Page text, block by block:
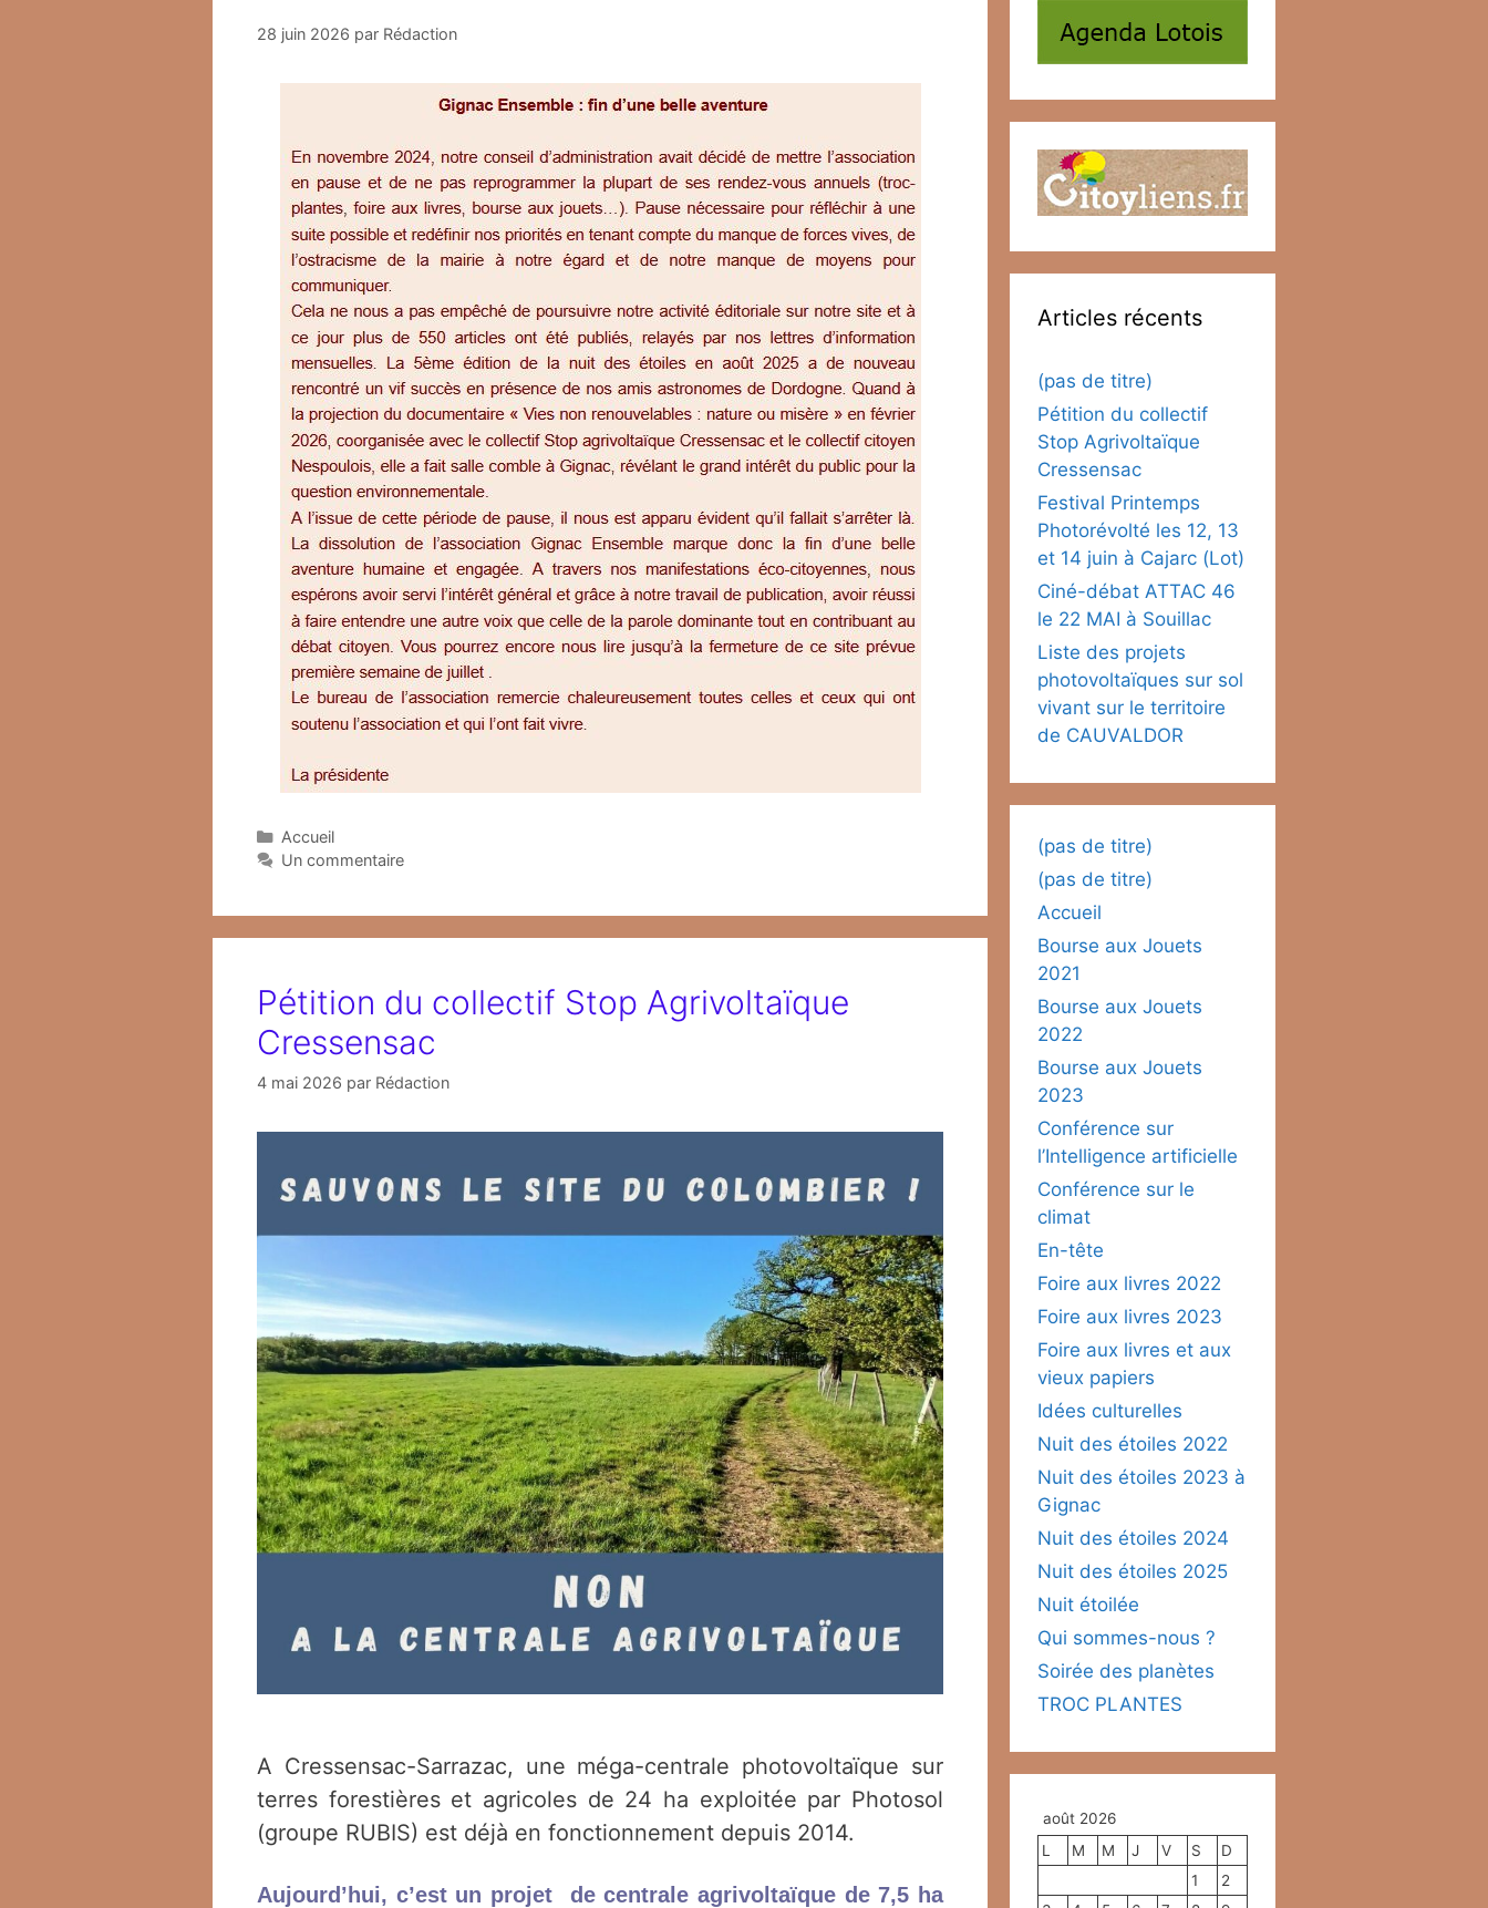
28 juin 2026 par Rédaction
Catégories
Accueil
Un commentaire
Pétition du collectif Stop Agrivoltaïque
Cressensac
4 mai 2026 par Rédaction
A Cressensac-Sarrazac, une méga-centrale photovoltaïque sur
terres forestières et agricoles de 24 ha exploitée par Photosol
(groupe RUBIS) est déjà en fonctionnement depuis 2014.
Aujourd’hui, c’est un projet
de centrale agrivoltaïque de 7,5 ha
Articles récents
(pas de titre)
Pétition du collectif
Stop Agrivoltaïque
Cressensac
Festival Printemps
Photorévolté les 12, 13
et 14 juin à Cajarc (Lot)
Ciné-débat ATTAC 46
le 22 MAI à Souillac
Liste des projets
photovoltaïques sur sol
vivant sur le territoire
de CAUVALDOR
(pas de titre)
(pas de titre)
Accueil
Bourse aux Jouets
2021
Bourse aux Jouets
2022
Bourse aux Jouets
2023
Conférence sur
l’Intelligence artificielle
Conférence sur le
climat
En-tête
Foire aux livres 2022
Foire aux livres 2023
Foire aux livres et aux
vieux papiers
Idées culturelles
Nuit des étoiles 2022
Nuit des étoiles 2023 à
Gignac
Nuit des étoiles 2024
Nuit des étoiles 2025
Nuit étoilée
Qui sommes-nous ?
Soirée des planètes
TROC PLANTES
août 2026
L
M M J V S
D
1
2